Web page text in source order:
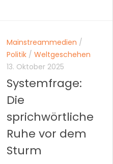
Mainstreammedien /
Politik / Weltgeschehen
13. Oktober 2025
Systemfrage:
Die
sprichwörtliche
Ruhe vor dem
Sturm